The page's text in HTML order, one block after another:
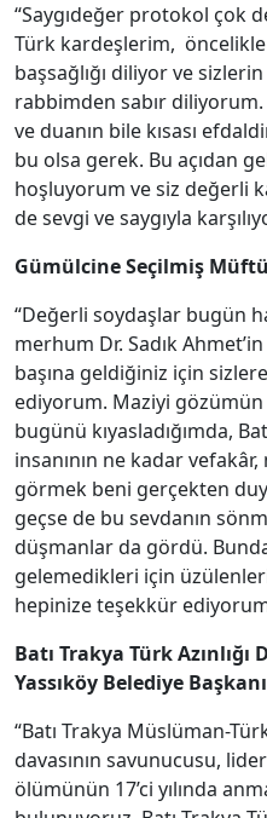
“Saygıdeğer protokol çok
Türk kardeşlerim,
başsağlığı diliyor ve
rabbimden sabır
ve duanın bile kısası
bu olsa gerek. Bu açıdan
hoşluyorum ve siz değerli
de sevgi ve saygıyla
Gümülcine Seçilmiş
“Değerli soydaşlar bugün
merhum Dr. Sadık
başına geldiğiniz için
ediyorum. Maziyi
bugünü kıyasladığımda,
insanının ne kadar
görmek beni gerçekten
geçse de bu sevdanın
düşmanlar da gördü.
gelemedikleri için
hepinize teşekkür
Batı Trakya Türk
Yassıköy Belediye
“Batı Trakya Müslüman-
davasının savunucusu,
ölümünün 17’ci yılında